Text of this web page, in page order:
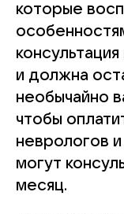
которые
и должна
необычайно
чтобы
неврологов
могут
месяц.